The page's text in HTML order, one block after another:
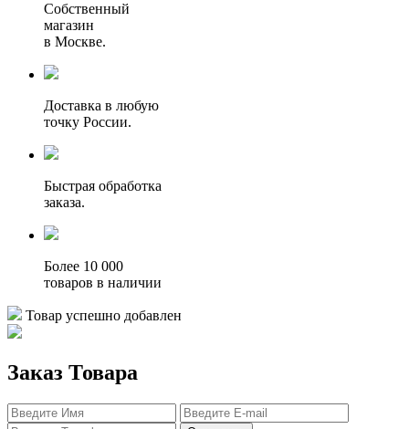
Собственный
магазин
в Москве.
Доставка в любую
точку России.
Быстрая обработка
заказа.
Более 10 000
товаров в наличии
Товар успешно добавлен
Заказ Товара